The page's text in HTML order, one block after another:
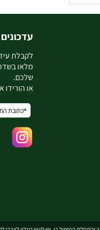
לקבלת
מלאו
שלכם.
או